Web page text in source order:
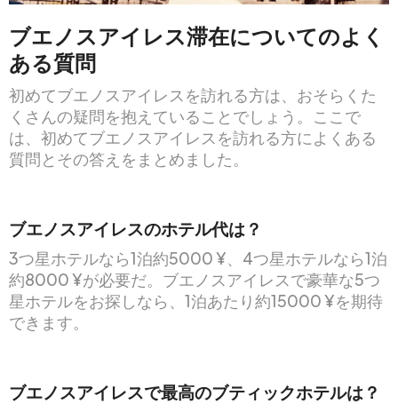
ブエノスアイレス滞在についてのよく
ある質問
初めてブエノスアイレスを訪れる方は、おそらくた
くさんの疑問を抱えていることでしょう。ここで
は、初めてブエノスアイレスを訪れる方によくある
質問とその答えをまとめました。
ブエノスアイレスのホテル代は？
3つ星ホテルなら1泊約5000 ¥、4つ星ホテルなら1泊
約8000 ¥が必要だ。ブエノスアイレスで豪華な5つ
星ホテルをお探しなら、1泊あたり約15000 ¥を期待
できます。
ブエノスアイレスで最高のブティックホテルは？